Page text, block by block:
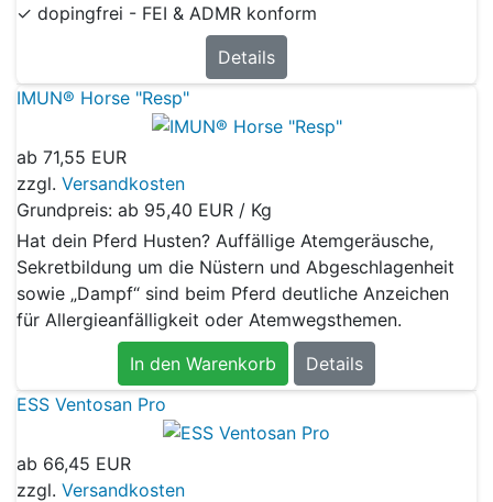
✓ dopingfrei - FEI & ADMR konform
Details
IMUN® Horse "Resp"
ab 71,55 EUR
zzgl. Versandkosten
Grundpreis: ab 95,40 EUR / Kg
Hat dein Pferd Husten? Auffällige Atemgeräusche,
Sekretbildung um die Nüstern und Abgeschlagenheit
sowie „Dampf“ sind beim Pferd deutliche Anzeichen
für Allergieanfälligkeit oder Atemwegsthemen.
In den Warenkorb
Details
ESS Ventosan Pro
ab 66,45 EUR
zzgl. Versandkosten